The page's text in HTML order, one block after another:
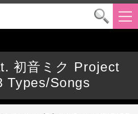
初音ミク Project
Types/Songs